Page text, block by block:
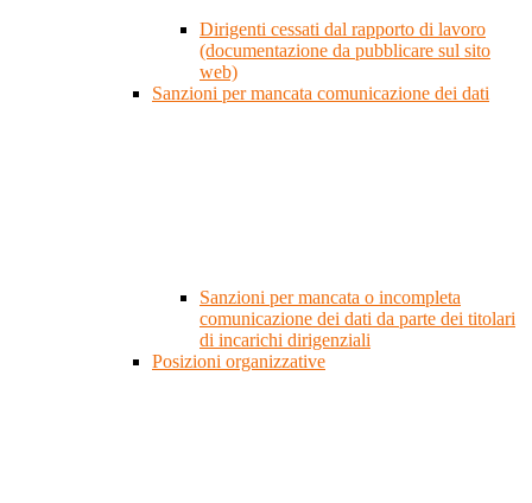
Dirigenti cessati dal rapporto di lavoro
(documentazione da pubblicare sul sito
web)
Sanzioni per mancata comunicazione dei dati
Sanzioni per mancata o incompleta
comunicazione dei dati da parte dei titolari
di incarichi dirigenziali
Posizioni organizzative